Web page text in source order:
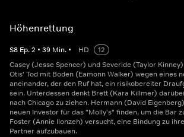
Höhenrettung
S8 Ep.2 • 39 Min. • HD
12
Casey (Jesse Spencer) und Severide (Taylor
Otis' Tod mit Boden (Eamonn Walker) wegen eines
aneinander, der den Ruf hat, ein risikobereiter
sein. Unterdessen denkt Brett (Kara Killmer)
nach Chicago zu ziehen. Hermann (David
neuen Investor für das "Molly's" finden, um die Bar
Foster (Annie Ilonzeh) versucht, eine Bindung zu
Partner aufzubauen.